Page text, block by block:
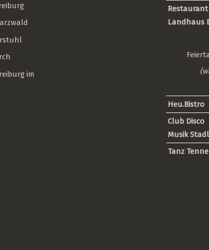
im
Restaurant
Landhaus
Heu.Bistro
Club Disco
Musik Stadl
Tanz Tenne